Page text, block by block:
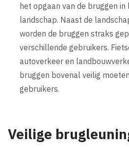
het opgaan van de bruggen
landschap. Naast de
worden de bruggen straks
verschillende gebruikers.
autoverkeer en
bruggen bovenal veilig
gebruikers.
Veilige